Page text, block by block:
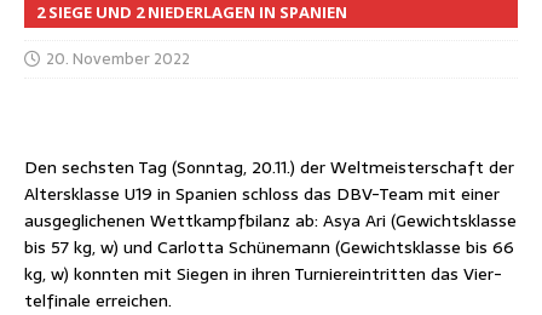
2 SIEGE UND 2 NIEDERLAGEN IN SPANIEN
20. November 2022
Den sechs­ten Tag (Sonn­tag, 20.11.) der Welt­meis­ter­schaft der
Alters­klas­se U19 in Spa­ni­en schloss das DBV-Team mit einer
aus­ge­gli­che­nen Wett­kampf­bi­lanz ab: Asya Ari (Gewichts­klas­se
bis 57 kg, w) und Car­lot­ta Schü­ne­mann (Gewichts­klas­se bis 66
kg, w) konn­ten mit Sie­gen in ihren Tur­nier­ein­trit­ten das Vier­
tel­fi­na­le erreichen.